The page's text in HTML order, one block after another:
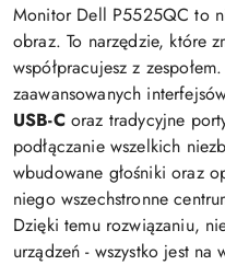
Monitor Dell P5525QC to
obraz. To narzędzie, które
współpracujesz z
zaawansowanych
USB-Coraz tradycyjne
podłączanie wszelkich
wbudowane głośniki oraz
niego wszechstronne
Dzięki temu rozwiązaniu,
urządzeń - wszystko jest na